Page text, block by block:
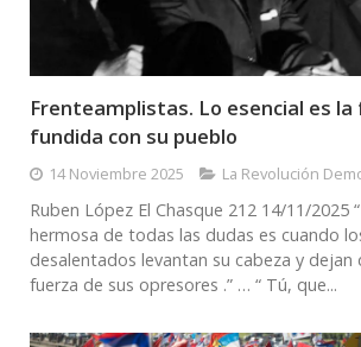
Frenteamplistas. Lo esencial es
fundida con su pueblo
14 Noviembre 2025 La Revolución
Ruben López El Chasque 212 14/11/2025
hermosa de todas las dudas es cuando
desalentados levantan su cabeza y dejan
fuerza de sus opresores .” … “ Tú, que...